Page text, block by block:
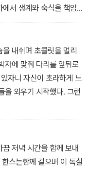
서 생계와 숙식을 책임
이것이 결코 공짜가 아닐
아버지들도 마찬가지였
내쉬며 초콜릿을 멀리
자에 맞춰 다리를 앞뒤로
자니 자신이 초라하게 느
을 외우기 시작했다. 그런
가 밀려들었다.
데…………….
저녁 시간을 함께 보내
스는함께 걸으며 이 독실